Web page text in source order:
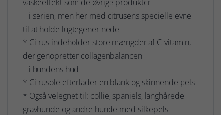
vaskeeffekt som de øvrige produkter
i serien, men her med citrusens specielle evne
til at holde lugtegener nede
* Citrus indeholder store mængder af C-vitamin,
der genopretter collagenbalancen
i hundens hud
* Citrusole efterlader en blank og skinnende pels
* Også velegnet til: collie, spaniels, langhårede
gravhunde og andre hunde med silkepels